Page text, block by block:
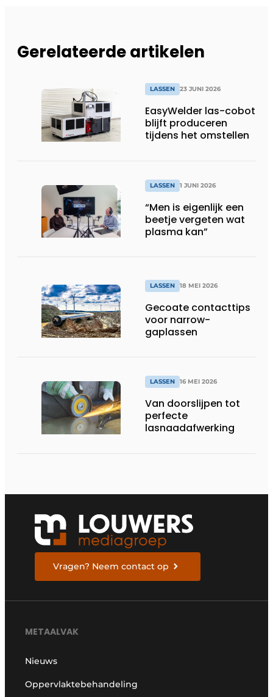
Gerelateerde artikelen
LASSEN 23 JUNI 2026
EasyWelder las-cobot
blijft produceren
tijdens het omstellen
LASSEN 1 JUNI 2026
“Men is eigenlijk een
beetje vergeten wat
plasma kan”
LASSEN 18 MEI 2026
Gecoate contacttips
voor narrow-
gaplassen
LASSEN 16 MEI 2026
Van doorslijpen tot
perfecte
lasnaadafwerking
Vragen? Neem contact op
METAALVAK
Nieuws
Oppervlaktebehandeling